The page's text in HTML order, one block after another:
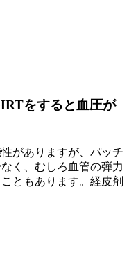
をすると血圧が
がありますが、パッチ
く、むしろ血管の弾力
ともあります。経皮剤